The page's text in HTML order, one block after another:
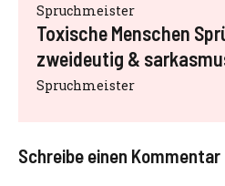
Spruchmeister
Toxische Menschen
zweideutig &
Spruchmeister
Schreibe einen Kommentar